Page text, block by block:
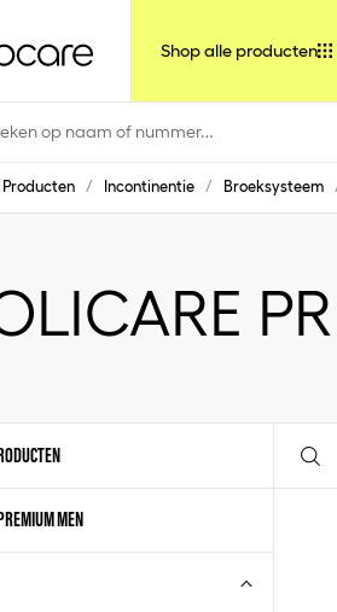
Shop alle producten
Producten / Incontinentie / Broeksysteem
MEN